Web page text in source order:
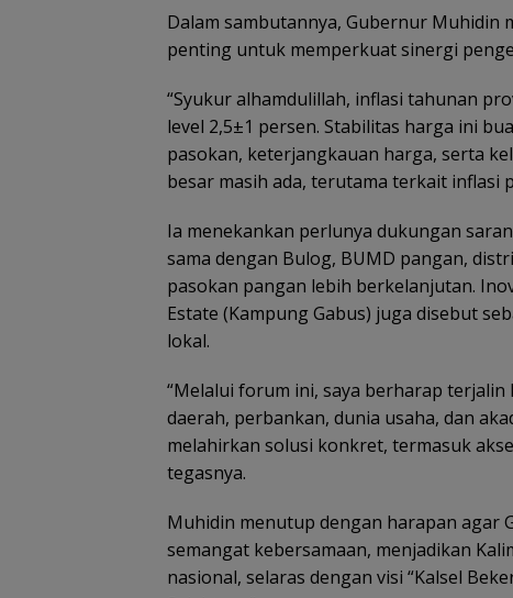
Dalam sambutannya, Gubernur Muhidin
penting untuk memperkuat sinergi
“Syukur alhamdulillah, inflasi tahunan
level 2,5±1 persen. Stabilitas harga ini
pasokan, keterjangkauan harga, serta
besar masih ada, terutama terkait inflasi
Ia menekankan perlunya dukungan
sama dengan Bulog, BUMD pangan,
pasokan pangan lebih berkelanjutan.
Estate (Kampung Gabus) juga disebut
lokal.
“Melalui forum ini, saya berharap
daerah, perbankan, dunia usaha, dan
melahirkan solusi konkret, termasuk
tegasnya.
Muhidin menutup dengan harapan agar
semangat kebersamaan, menjadikan
nasional, selaras dengan visi “Kalsel